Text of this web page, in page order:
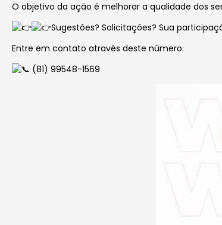
O objetivo da ação é melhorar a qualidade dos
Sugestões? Solicitações? Sua
Entre em contato através deste número:
(81) 99548-1569